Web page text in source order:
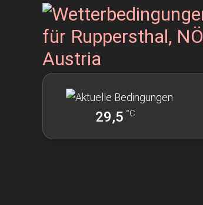
29,5 °C